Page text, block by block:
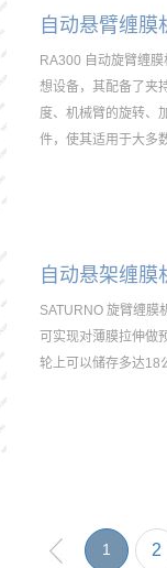
自动悬臂缠膜
RA300 自动旋臂缠
想设备，其配备了夹
度、机械臂的旋转、
件，使其适用于大多
自动悬架缠膜
SATURNO 旋臂缠膜
可实现对薄膜拉伸做
轮上可以储存多达18
1 2